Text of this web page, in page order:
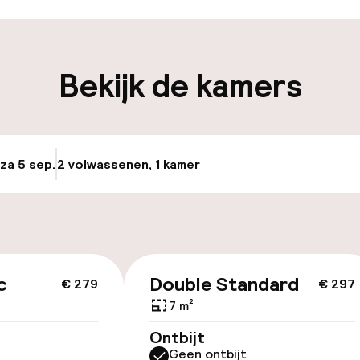
Bekijk de kamers
5 sep.2 volwassenen, 1 kamer
€ 279 € 297
Double Standard
7 m²
Ontbijt
Geen ontbijt